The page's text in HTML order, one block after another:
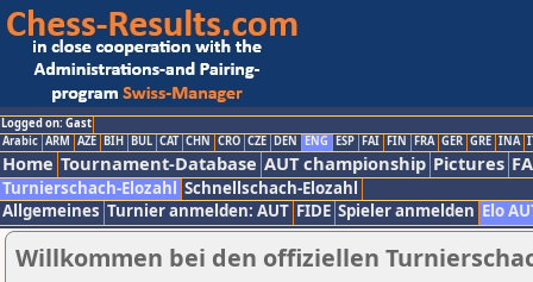
Logged on: Gast
Arabic ARM AZE BIH BUL CAT CHN CRO CZE DEN ENG ESP FAI FIN FRA GER GRE INA
Home Tournament-Database AUT championship Pictures
Turnierschach-Elozahl Schnellschach-Elozahl
Allgemeines Turnier anmelden: AUT FIDE Spieler anmelden Elo
Willkommen bei den offiziellen